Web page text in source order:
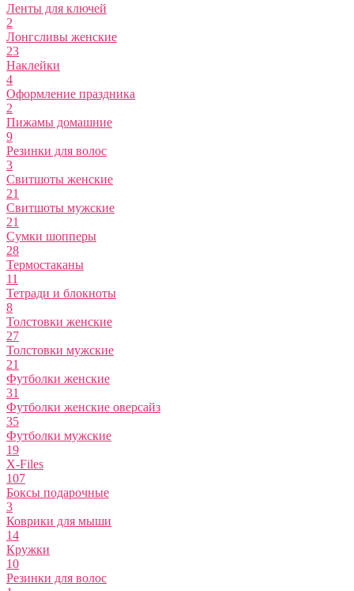
Ленты для ключей
2
Лонгсливы женские
23
Наклейки
4
Оформление праздника
2
Пижамы домашние
9
Резинки для волос
3
Свитшоты женские
21
Свитшоты мужские
21
Сумки шопперы
28
Термостаканы
11
Тетради и блокноты
8
Толстовки женские
27
Толстовки мужские
21
Футболки женские
31
Футболки женские оверсайз
35
Футболки мужские
19
X-Files
107
Боксы подарочные
3
Коврики для мыши
14
Кружки
10
Резинки для волос